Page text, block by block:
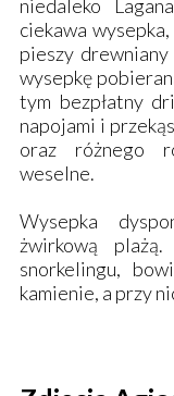
niedaleko
ciekawa wysepka,
pieszy
wysepkę
tym bezpłatny
napojami i
oraz różnego
weselne.
Wysepka
żwirkową
snorkelingu,
kamienie, a przy